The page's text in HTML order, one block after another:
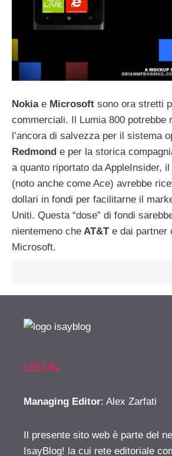
Nokiae Microsoft sono ora stretti
commerciali. Il Lumia 800 potrebbe
l’ancora di salvezza per il sistema
Redmond e per la storica
a quanto riportato da AppleInsider, il
(noto anche come Ace) avrebbe
dollari in fondi per facilitarne il
Uniti. Questa “dose” di fondi
nientemeno che AT&T e dai partner
Microsoft.
LEGAL
Managing Editor: Alex Zarfati
Il presente sito web è parte del
IsayBlog! la cui rete editoriale